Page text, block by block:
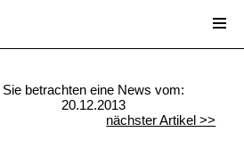
Sie betrachten eine News vom:
20.12.2013
nächster Artikel >>